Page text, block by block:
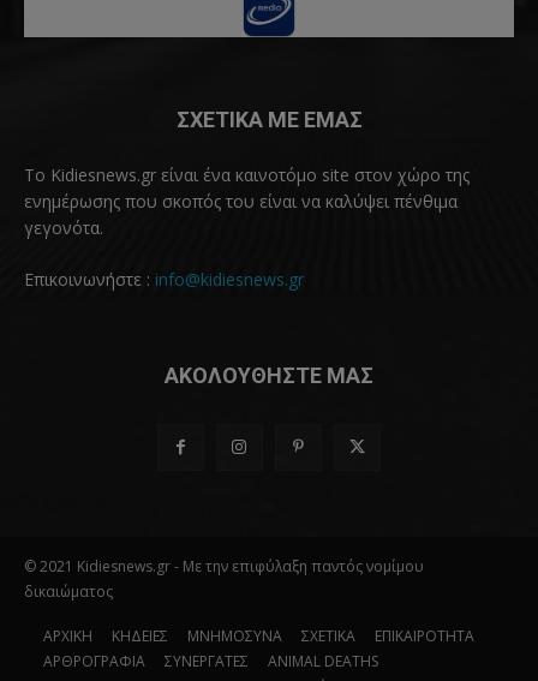
ΣΧΕΤΙΚΑ ΜΕ ΕΜΑΣ
Το Kidiesnews.gr είναι ένα καινοτόμο site στον χώρο της
ενημέρωσης που σκοπός του είναι να καλύψει πένθιμα
γεγονότα.
Επικοινωνήστε : info@kidiesnews.gr
ΑΚΟΛΟΥΘΗΣΤΕ ΜΑΣ
© 2021 Kidiesnews.gr - Με την επιφύλαξη παντός νομίμου
δικαιώματος
ΑΡΧΙΚΗ ΚΗΔΕΙΕΣ ΜΝΗΜΟΣΥΝΑ ΣΧΕΤΙΚΑ
ΕΠΙΚΑΙΡΟΤΗΤΑ
ΑΡΘΡΟΓΡΑΦΙΑ
ΣΥΝΕΡΓΑΤΕΣ
ANIMAL DEATHS